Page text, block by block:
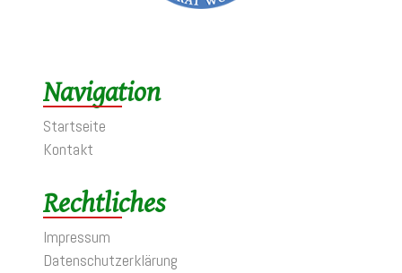
Navigation
Startseite
Kontakt
Rechtliches
Impressum
Datenschutzerklärung